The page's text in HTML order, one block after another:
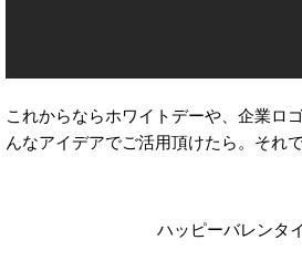
これからならホワイトデーや、企業ロ
んなアイデアでご活用頂けたら。それ
ハッピーバレンタ